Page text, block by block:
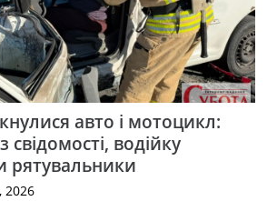
авто і мотоцикл:
свідомості, водійку
рятувальники
2026